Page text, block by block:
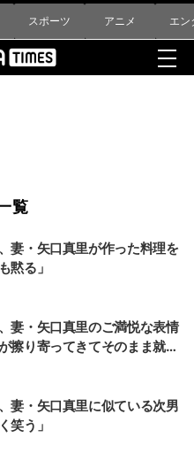
スポーツ アニメ エン
覧
妻・矢口真里が作った料理を
黙る」
妻・矢口真里のご満悦な表情
擦り寄ってきてそのまま就
妻・矢口真里に似ている次男
笑う」